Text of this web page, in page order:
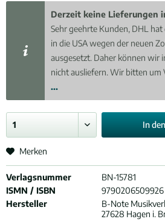
Derzeit keine Lieferungen
Sehr geehrte Kunden, DHL
in die USA wegen der neuen
ausgesetzt. Daher können wir
nicht ausliefern. Wir bitten um
...
In den
Merken
Verlagsnummer
BN-15781
ISMN / ISBN
9790206509926
Hersteller
B-Note
27628 Hagen i.